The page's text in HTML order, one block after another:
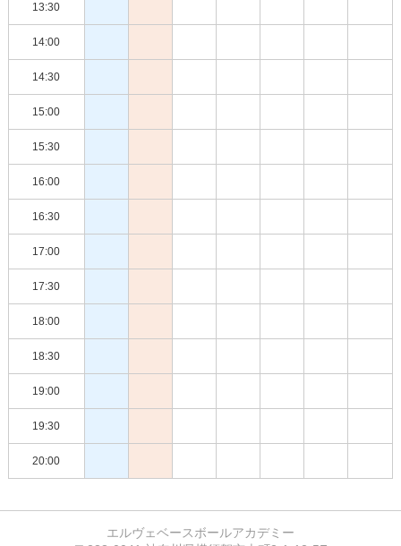
13:30
14:00
14:30
15:00
15:30
16:00
16:30
17:00
17:30
18:00
18:30
19:00
19:30
20:00
エルヴェベースボールアカデミー